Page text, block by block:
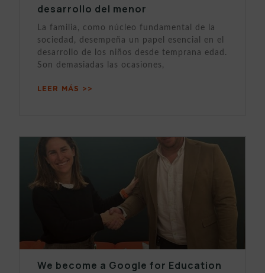
desarrollo del menor
La familia, como núcleo fundamental de la
sociedad, desempeña un papel esencial en el
desarrollo de los niños desde temprana edad.
Son demasiadas las ocasiones,
LEER MÁS >>
We become a Google for Education